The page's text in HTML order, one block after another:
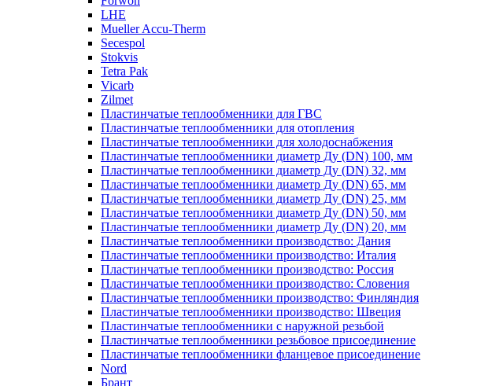
LHE
Mueller Accu-Therm
Secespol
Stokvis
Tetra Pak
Vicarb
Zilmet
Пластинчатые теплообменники для ГВС
Пластинчатые теплообменники для отопления
Пластинчатые теплообменники для холодоснабжения
Пластинчатые теплообменники диаметр Ду (DN) 100, мм
Пластинчатые теплообменники диаметр Ду (DN) 32, мм
Пластинчатые теплообменники диаметр Ду (DN) 65, мм
Пластинчатые теплообменники диаметр Ду (DN) 25, мм
Пластинчатые теплообменники диаметр Ду (DN) 50, мм
Пластинчатые теплообменники диаметр Ду (DN) 20, мм
Пластинчатые теплообменники производство: Дания
Пластинчатые теплообменники производство: Италия
Пластинчатые теплообменники производство: Россия
Пластинчатые теплообменники производство: Словения
Пластинчатые теплообменники производство: Финляндия
Пластинчатые теплообменники производство: Швеция
Пластинчатые теплообменники с наружной резьбой
Пластинчатые теплообменники резьбовое присоединение
Пластинчатые теплообменники фланцевое присоединение
Nord
Брант